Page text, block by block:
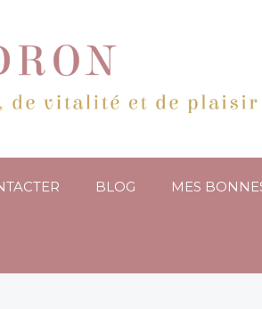
BLOG MES